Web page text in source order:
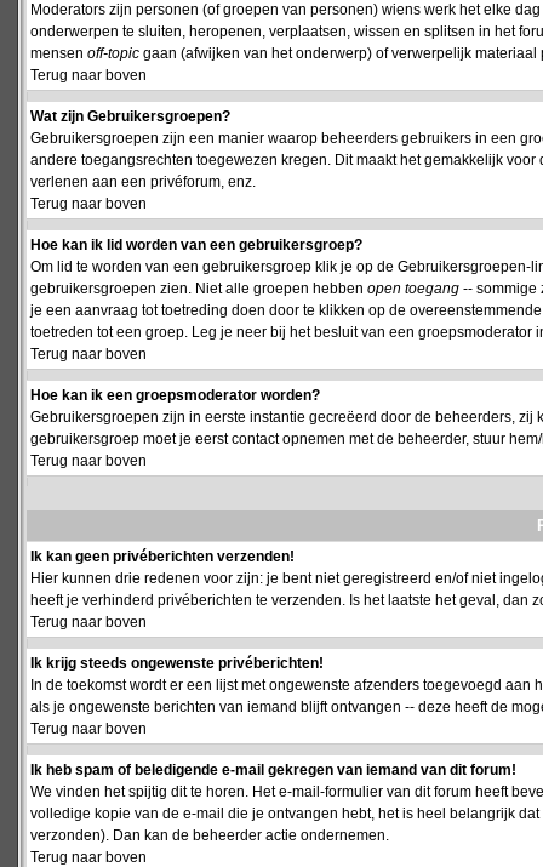
Moderators zijn personen (of groepen van personen) wiens werk het elke
onderwerpen te sluiten, heropenen, verplaatsen, wissen en splitsen in het
mensen off-topic gaan (afwijken van het onderwerp) of verwerpelijk materiaal
Terug naar boven
Wat zijn Gebruikersgroepen?
Gebruikersgroepen zijn een manier waarop beheerders gebruikers in een
andere toegangsrechten toegewezen kregen. Dit maakt het gemakkelijk
verlenen aan een privéforum, enz.
Terug naar boven
Hoe kan ik lid worden van een gebruikersgroep?
Om lid te worden van een gebruikersgroep klik je op de
gebruikersgroepen zien. Niet alle groepen hebben open toegang -- sommige
je een aanvraag tot toetreding doen door te klikken op de
toetreden tot een groep. Leg je neer bij het besluit van een
Terug naar boven
Hoe kan ik een groepsmoderator worden?
Gebruikersgroepen zijn in eerste instantie gecreëerd door de beheerders,
gebruikersgroep moet je eerst contact opnemen met de beheerder, stuur
Terug naar boven
Ik kan geen privéberichten verzenden!
Hier kunnen drie redenen voor zijn: je bent niet geregistreerd en/of niet
heeft je verhinderd privéberichten te verzenden. Is het laatste het geval, dan
Terug naar boven
Ik krijg steeds ongewenste privéberichten!
In de toekomst wordt er een lijst met ongewenste afzenders toegevoegd
als je ongewenste berichten van iemand blijft ontvangen -- deze heeft de
Terug naar boven
Ik heb spam of beledigende e-mail gekregen van iemand van dit forum!
We vinden het spijtig dit te horen. Het e-mail-formulier van dit forum heeft
volledige kopie van de e-mail die je ontvangen hebt, het is heel belangrijk
verzonden). Dan kan de beheerder actie ondernemen.
Terug naar boven